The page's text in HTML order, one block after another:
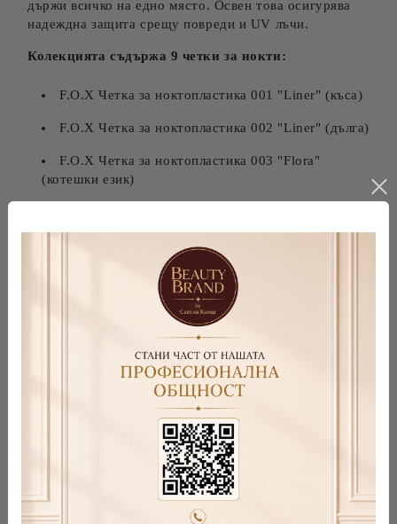
държи всичко на едно място. Освен това осигурява
надеждна защита срещу повреди и UV лъчи.
Колекцията съдържа 9 четки за нокти:
F.O.X Четка за ноктопластика 001 "Liner" (къса)
F.O.X Четка за ноктопластика 002 "Liner" (дълга)
F.O.X Четка за ноктопластика 003 "Flora"
(котешки език)
(плоска овална форма)
F.O.X Четка за ноктопластика 005 "Flat" (плоска
F.O.X Четка за ноктопластика 006 "Кръгла"
F.O.X Четка за ноктопластика 007 "Ombre"
F.O.X Nail Art Double Brush 008 (овална +
F.O.X Nail Art Double Brush for Acryl gel 009